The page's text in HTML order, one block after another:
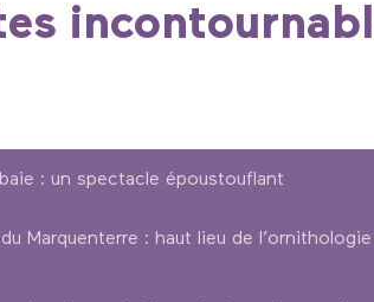
: un spectacle époustouflant
Marquenterre : haut lieu de